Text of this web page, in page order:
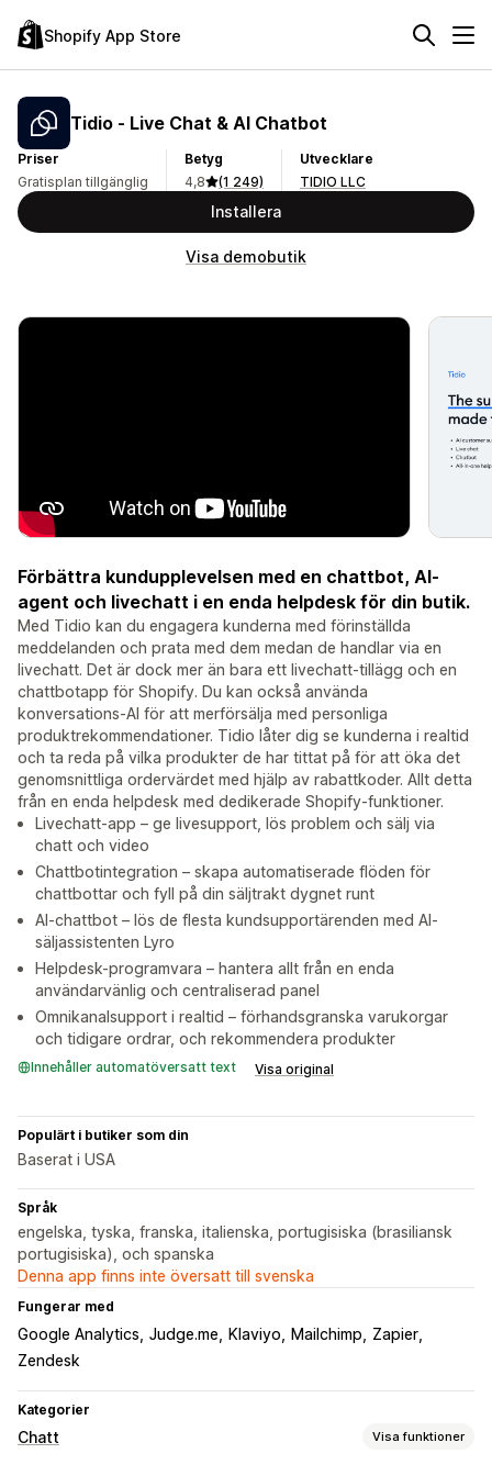
Shopify App Store
Tidio ‑ Live Chat & AI Chatbot
Priser
Gratisplan tillgänglig
Betyg
4,8
(1 249)
Utvecklare
TIDIO LLC
Installera
Visa demobutik
Förbättra kundupplevelsen med en chattbot, AI-
agent och livechatt i en enda helpdesk för din butik.
Med Tidio kan du engagera kunderna med förinställda
meddelanden och prata med dem medan de handlar via en
livechatt. Det är dock mer än bara ett livechatt-tillägg och en
chattbotapp för Shopify. Du kan också använda
konversations-AI för att merförsälja med personliga
produktrekommendationer. Tidio låter dig se kunderna i realtid
och ta reda på vilka produkter de har tittat på för att öka det
genomsnittliga ordervärdet med hjälp av rabattkoder. Allt detta
från en enda helpdesk med dedikerade Shopify-funktioner.
Livechatt-app – ge livesupport, lös problem och sälj via
chatt och video
Chattbotintegration – skapa automatiserade flöden för
chattbottar och fyll på din säljtrakt dygnet runt
AI-chattbot – lös de flesta kundsupportärenden med AI-
säljassistenten Lyro
Helpdesk-programvara – hantera allt från en enda
användarvänlig och centraliserad panel
Omnikanalsupport i realtid – förhandsgranska varukorgar
och tidigare ordrar, och rekommendera produkter
Innehåller automatöversatt text Visa original
Populärt i butiker som din
Baserat i USA
Språk
engelska, tyska, franska, italienska, portugisiska (brasiliansk
portugisiska), och spanska
Denna app finns inte översatt till svenska
Fungerar med
Google Analytics Judge.me Klaviyo Mailchimp
Zapier
Zendesk
Kategorier
Chatt Visa funktioner